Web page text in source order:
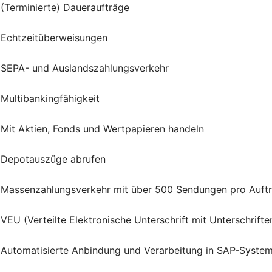
(Terminierte) Daueraufträge
Echtzeitüberweisungen
SEPA- und Auslandszahlungsverkehr
Multibankingfähigkeit
Mit Aktien, Fonds und Wertpapieren handeln
Depotauszüge abrufen
Massenzahlungsverkehr mit über 500 Sendungen pro
VEU (Verteilte Elektronische Unterschrift mit
Automatisierte Anbindung und Verarbeitung in SAP-